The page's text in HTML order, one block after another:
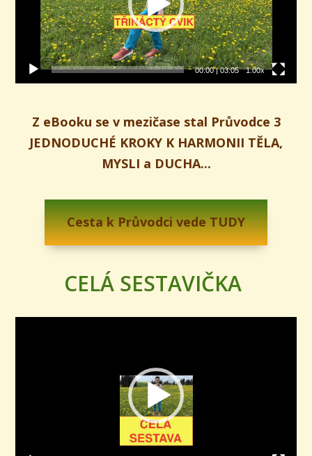
00:00|03:05 1.00x
Z eBooku se v mezičase stal Průvodce 3
JEDNODUCHÉ KROKY K HARMONII TĚLA,
MYSLI a DUCHA...
Cesta k Průvodci vede TUDY
CELÁ SESTAVIČKA